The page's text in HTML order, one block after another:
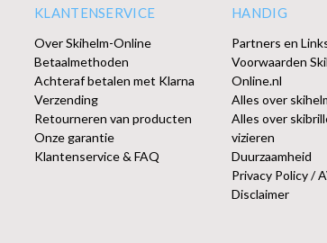
KLANTENSERVICE
Over Skihelm-Online
Betaalmethoden
Achteraf betalen met Klarna
Verzending
Retourneren van producten
Onze garantie
Klantenservice & FAQ
HANDIG
Partners en
Voorwaarden
Online.nl
Alles over
Alles over
vizieren
Duurzaamheid
Privacy Policy /
Disclaimer